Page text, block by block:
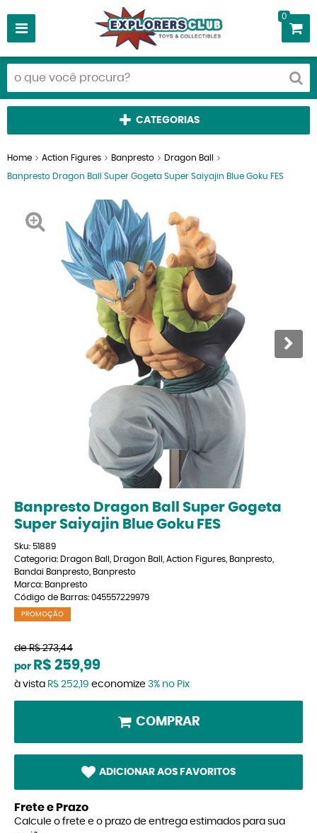
0
CATEGORIAS
Home Action Figures Banpresto Dragon Ball
Banpresto Dragon Ball Super Gogeta Super Saiyajin Blue Goku FES
Banpresto Dragon Ball Super Gogeta
Super Saiyajin Blue Goku FES
Sku: 51889
Categoria: Dragon Ball Dragon Ball Action Figures Banpresto
Bandai Banpresto Banpresto
Marca: Banpresto
Código de Barras: 045557229979
PROMOÇÃO
de R$ 273,44
por R$ 259,99
à vista R$ 252,19 economize 3% no Pix
COMPRAR
ADICIONAR AOS FAVORITOS
Frete e Prazo
Calcule o frete e o prazo de entrega estimados para sua